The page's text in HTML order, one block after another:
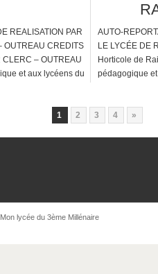
REALISATION PAR
OUTREAU CREDITS
– OUTREAU
et aux lycéens du
AUTO-
LE LYCÉE DE
Horticole de
pédagogique
1 2 3 4 »
lycée du 3ème Millénaire